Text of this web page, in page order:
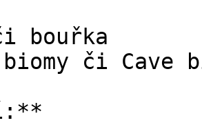
bouřka
či Cave